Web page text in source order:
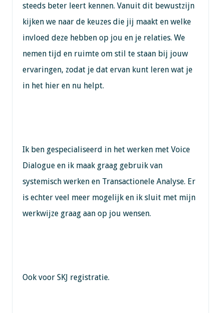
steeds beter leert kennen. Vanuit dit bewustzijn
kijken we naar de keuzes die jij maakt en welke
invloed deze hebben op jou en je relaties. We
nemen tijd en ruimte om stil te staan bij jouw
ervaringen, zodat je dat ervan kunt leren wat je
in het hier en nu helpt.
Ik ben gespecialiseerd in het werken met Voice
Dialogue en ik maak graag gebruik van
systemisch werken en Transactionele Analyse. Er
is echter veel meer mogelijk en ik sluit met mijn
werkwijze graag aan op jou wensen.
Ook voor SKJ registratie.